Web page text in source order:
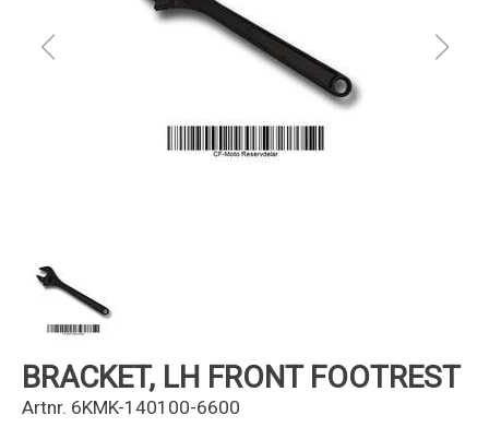
Reservdelar
Sprängskisser
BRACKET, LH FRONT FOOTREST
Artnr. 6KMK-140100-6600